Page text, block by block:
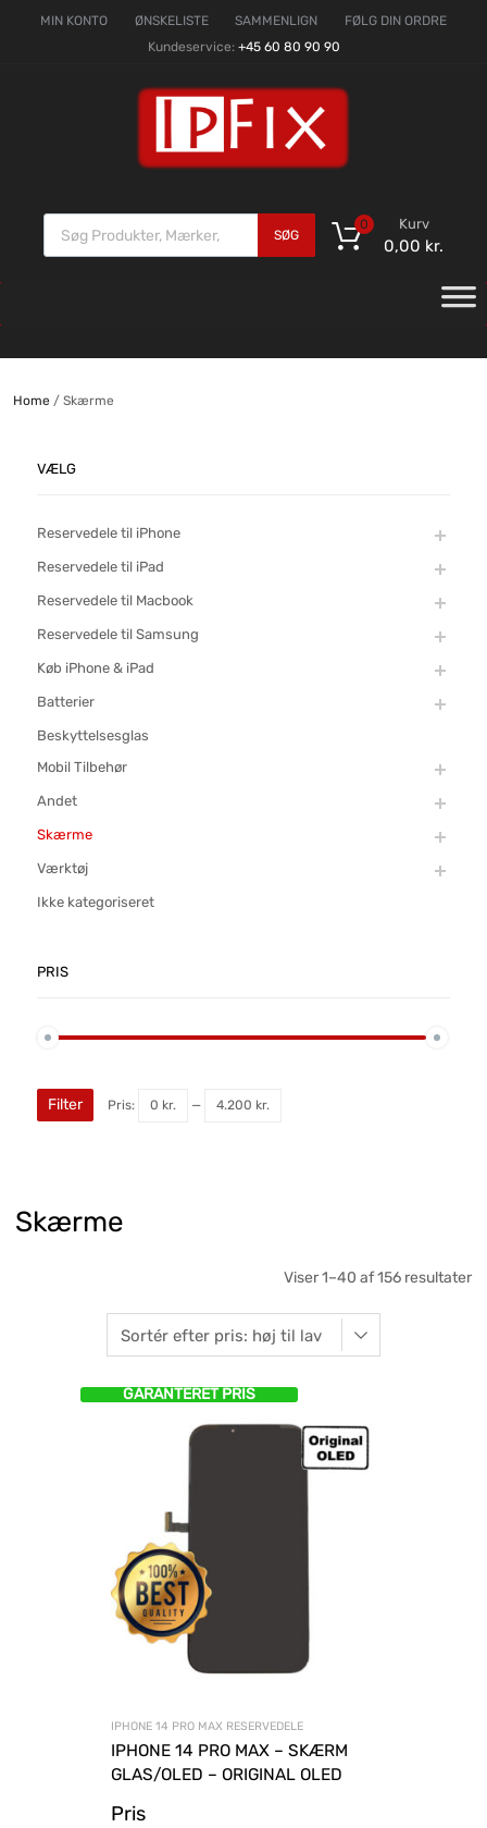
MIN KONTO ØNSKELISTE SAMMENLIGN
FØLG DIN ORDRE
Kundeservice: +45 60 80 90 90
SØG
Kurv
0,00 kr.
0
Home/ Skærme
Skærme
Viser 1–40 af 156 resultater
GARANTERET PRIS
IPHONE 14 PRO MAX RESERVEDELE
IPHONE 14 PRO MAX – SKÆRM
GLAS/OLED – ORIGINAL OLED
Pris
VÆLG
Reservedele til iPhone
Reservedele til iPad
Reservedele til Macbook
Reservedele til Samsung
Køb iPhone & iPad
Batterier
Beskyttelsesglas
Mobil Tilbehør
Andet
Skærme
Værktøj
Ikke kategoriseret
PRIS
Filter Pris: 0 kr. — 4.200 kr.